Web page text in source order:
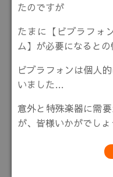
たのですが
たまに【ビブラフォ
ム】が必要になると
ビブラフォンは個人
いました…
意外と特殊楽器に需
が、皆様いかがでし